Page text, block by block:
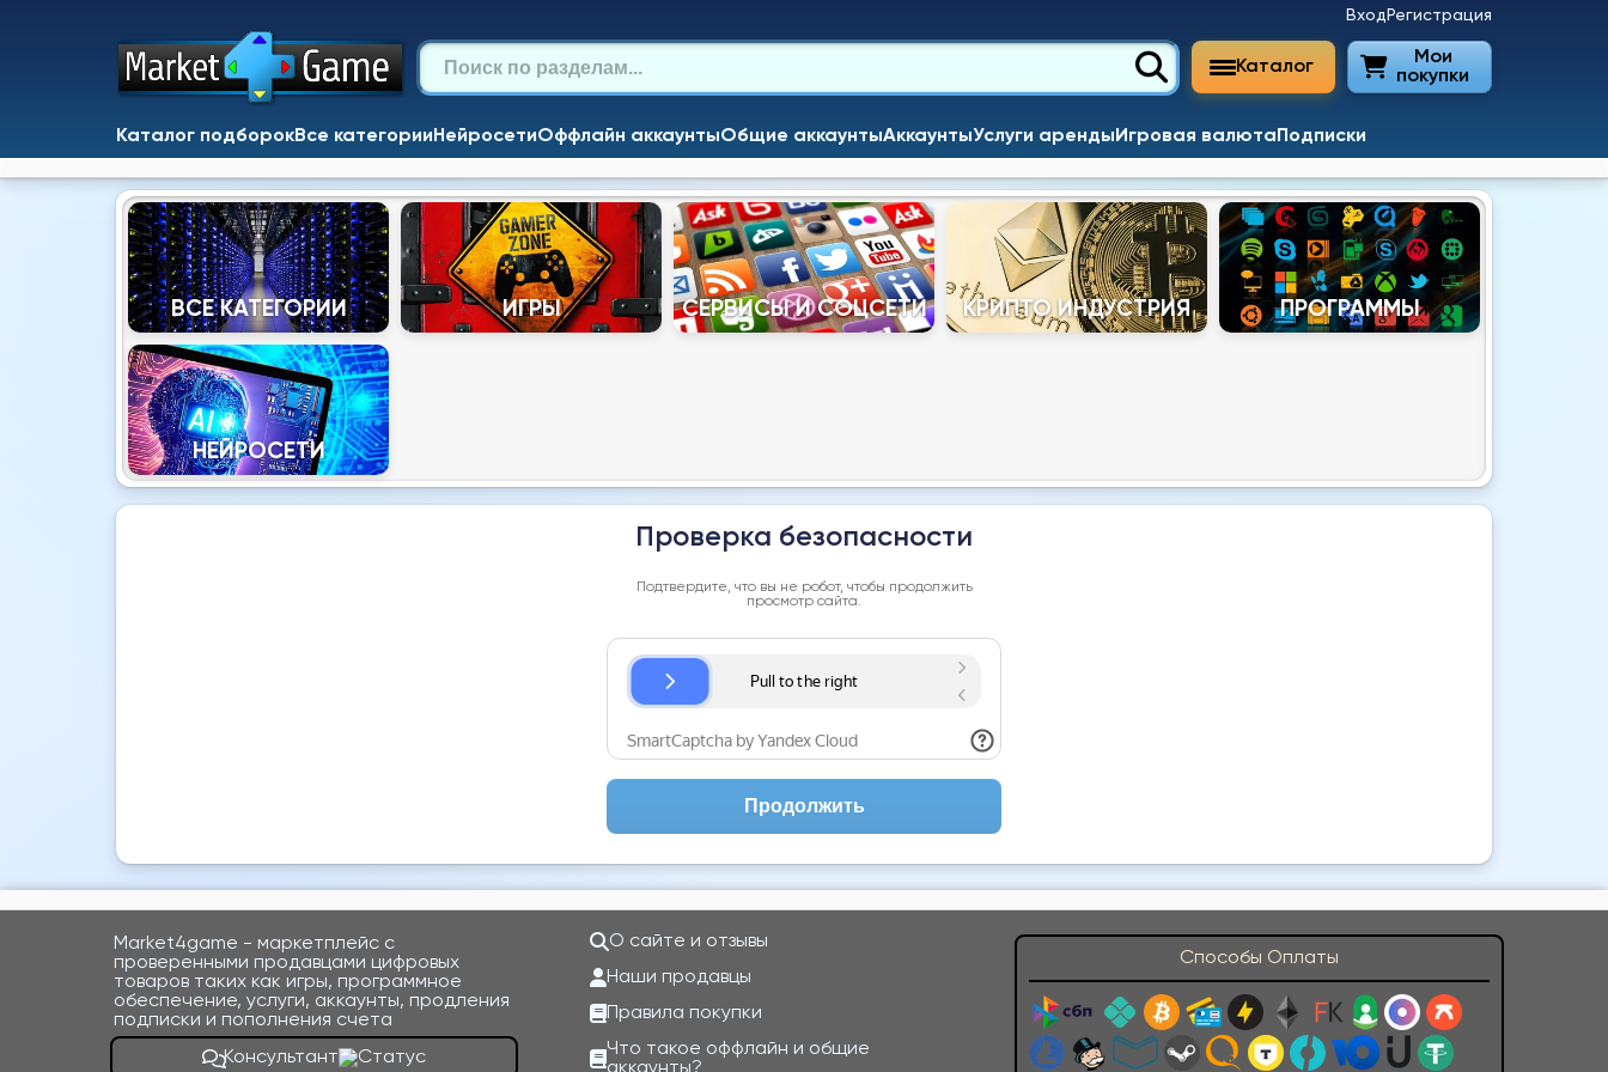
Каталог
Мои
покупки
Вход Регистрация
Каталог подборокВсе категории НейросетиОффлайн аккаунтыОбщие аккаунтыАккаунтыУслуги арендыИгровая валюта Подписки
ВСЕ КАТЕГОРИИ ИГРЫ СЕРВИСЫ И СОЦСЕТИ КРИПТО ИНДУСТРИЯ ПРОГРАММЫ
НЕЙРОСЕТИ
Проверка безопасности
Подтвердите, что вы не робот, чтобы продолжить
просмотр сайта.
Продолжить
Market4game - маркетплейс с
проверенными продавцами цифровых
товаров таких как игры, программное
обеспечение, услуги, аккаунты, продления
подписки и пополнения счета
Консультант
О сайте и отзывы
Наши продавцы
Правила покупки
Что такое оффлайн и общие
Способы Оплаты